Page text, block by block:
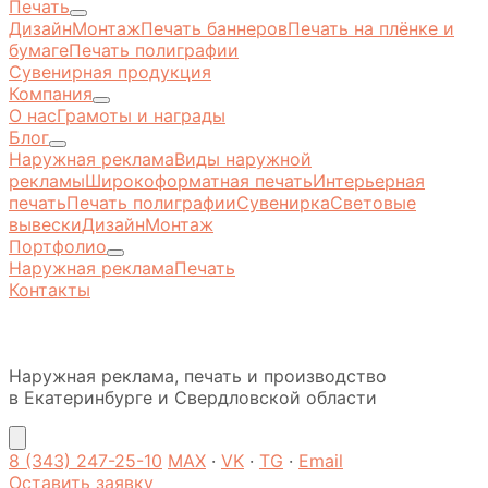
Печать
ДизайнМонтажПечать баннеровПечать на плёнке и
бумагеПечать полиграфии
Сувенирная продукция
Компания
О насГрамоты и награды
Блог
Наружная рекламаВиды наружной
рекламыШирокоформатная печатьИнтерьерная
печатьПечать полиграфииСувениркаСветовые
вывескиДизайнМонтаж
Портфолио
Наружная рекламаПечать
Контакты
Наружная реклама, печать и производство
в Екатеринбурге и Свердловской области
8 (343) 247-25-10 MAX · VK · TG · Email
Оставить заявку